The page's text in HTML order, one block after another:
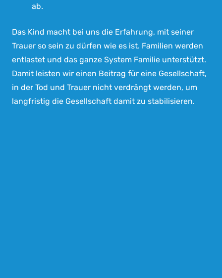
ab.
Das Kind macht bei uns die Erfahrung, mit seiner
Trauer so sein zu dürfen wie es ist. Familien werden
entlastet und das ganze System Familie unterstützt.
Damit leisten wir einen Beitrag für eine Gesellschaft,
in der Tod und Trauer nicht verdrängt werden, um
langfristig die Gesellschaft damit zu stabilisieren.